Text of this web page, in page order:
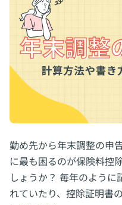
勤め先から年末調整の申
に最も困るのが保険料控
しょうか？ 毎年のように
れていたり、控除証明書